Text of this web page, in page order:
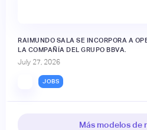
RAIMUNDO SALA SE INCORPORA A
LA COMPAÑÍA DEL GRUPO BBVA.
July 27, 2026
JOBS
Más modelos de